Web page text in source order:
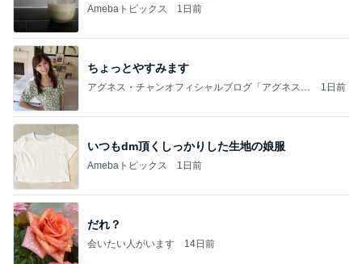
Amebaトピックス 1日前
ちょっとやすみます
アグネス・チャンオフィシャルブログ「アグネスち
1日前
いつもdm頂くしっかりした生地の娘服
Amebaトピックス 1日前
だれ？
会いたい人がいます 14日前